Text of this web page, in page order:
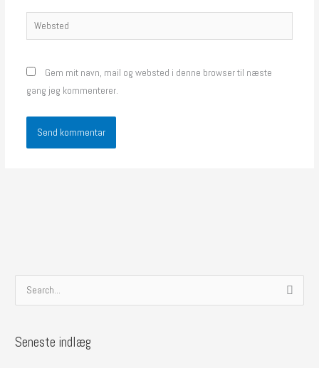
Websted
Gem mit navn, mail og websted i denne browser til næste
gang jeg kommenterer.
e
Seneste indlæg